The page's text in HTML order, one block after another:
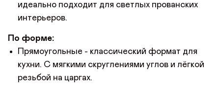
идеально подходит для светлых прованских
интерьеров.
По форме:
Прямоугольные - классический формат для
кухни. С мягкими скруглениями углов и лёгкой
резьбой на царгах.